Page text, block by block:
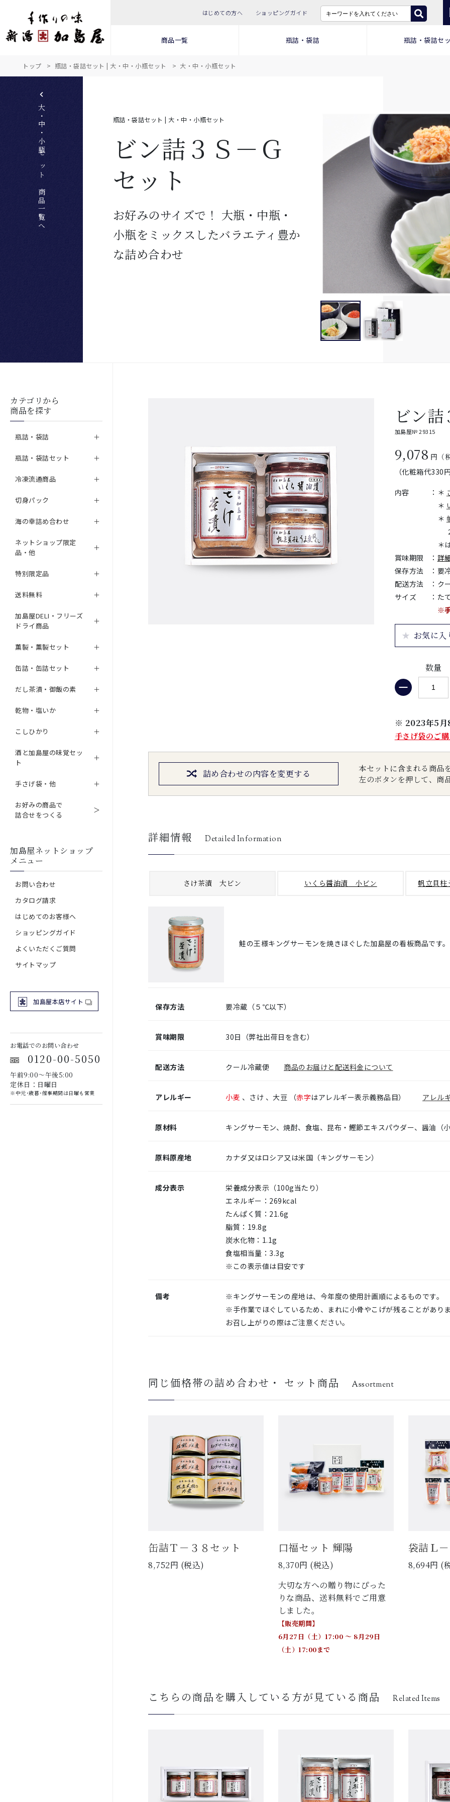
はじめての方へ ショッピングガイド
商品一覧 瓶詰・袋詰 瓶詰・袋詰セ
トップ 瓶詰・袋詰セット | 大・中・小瓶セット 大・中・小瓶セット
大・中・小瓶セット 商品一覧へ 瓶詰・袋詰セット | 大・中・小瓶セット
ビン詰３Ｓ－Ｇ
セット
お好みのサイズで！ 大瓶・中瓶・
小瓶をミックスしたバラエティ豊か
な詰め合わせ
ビン詰
加島屋№ 29315
9,078 円（
（化粧箱代330
内容 ： ＊
＊
＊
＊
賞味期限
： 詳
保存方法
： 要
配送方法
： ク
サイズ
： た
※
お気に入
数量
※ 2023年5月
手さげ袋のご
詰め合わせの内容を変更する
本セットに含まれる商品
左のボタンを押して、商
詳細情報 Detailed Information
さけ茶漬 大ビン いくら醤油漬 小ビン 帆立貝
鮭の王様キングサーモンを焼きほぐした加島屋の看板商品です。
保存方法 要冷蔵（５℃以下）
賞味期限 30日（弊社出荷日を含む）
配送方法 クール冷蔵便 商品のお届けと配送料金について
アレルギー 小麦 、さけ 、大豆 （赤字はアレルギー表示義務品目） アレル
原材料 キングサーモン、焼酎、食塩、昆布・鰹節エキスパウダー、醤油（小
原料原産地 カナダ又はロシア又は米国（キングサーモン）
成分表示
栄養成分表示（100g当たり）
エネルギー：269kcal
たんぱく質：21.6g
脂質：19.8g
炭水化物：1.1g
食塩相当量：3.3g
※この表示値は目安です
備考
※キングサーモンの産地は、今年度の使用計画順によるものです。
※手作業でほぐしているため、まれに小骨やこげが残ることがありま
お召し上がりの際はご注意ください。
同じ価格帯の詰め合わせ・ セット商品 Assortment
缶詰Ｔ－３８セット
8,752円 (税込)
口福セット 輝陽
8,370円 (税込)
大切な方への贈り物にぴった
りな商品、送料無料でご用意
しました。
【販売期間】
6月27日（土）17:00 ～ 8月29日
（土）17:00まで
袋詰Ｌ
8,694円 (
こちらの商品を購入している方が見ている商品 Related Items
カテゴリから
商品を探す
瓶詰・袋詰
瓶詰・袋詰セット
冷凍流通商品
切身パック
海の幸詰め合わせ
ネットショップ限定
品・他
特別限定品
送料無料
加島屋DELI・フリーズ
ドライ商品
薫製・薫製セット
缶詰・缶詰セット
だし茶漬・御飯の素
乾物・塩いか
こしひかり
酒と加島屋の味覚セッ
ト
手さげ袋・他
お好みの商品で
詰合せをつくる
加島屋ネットショップ
メニュー
お問い合わせ
カタログ請求
はじめてのお客様へ
ショッピングガイド
よくいただくご質問
サイトマップ
加島屋本店サイト
お電話でのお問い合わせ
0120-00-5050
午前9:00～午後5:00
定休日：日曜日
※中元･歳暮･催事期間は日曜も営業